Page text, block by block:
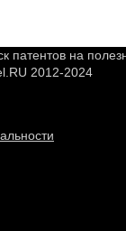
патентов на
2012-2024